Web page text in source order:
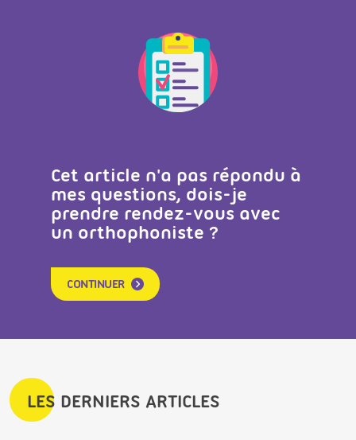
Cet article n'a pas répondu à
mes questions, dois-je
prendre rendez-vous avec
un orthophoniste ?
CONTINUER
LES DERNIERS ARTICLES